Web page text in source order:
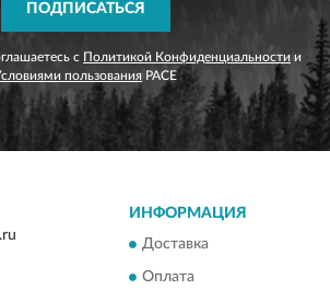
ПОДПИСАТЬСЯ
с Политикой Конфиденциальности и
пользования PACE
ИНФОРМАЦИЯ
Доставка
Оплата